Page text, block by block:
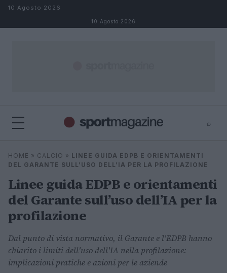
Salta al contenuto
10 Agosto 2026
10 Agosto 2026
⌕
Cerca
⌕
HOME » CALCIO » LINEE GUIDA EDPB E ORIENTAMENTI
DEL GARANTE SULL’USO DELL’IA PER LA PROFILAZIONE
Linee guida EDPB e orientamenti
del Garante sull’uso dell’IA per la
profilazione
Dal punto di vista normativo, il Garante e l'EDPB hanno
chiarito i limiti dell'uso dell'IA nella profilazione:
implicazioni pratiche e azioni per le aziende